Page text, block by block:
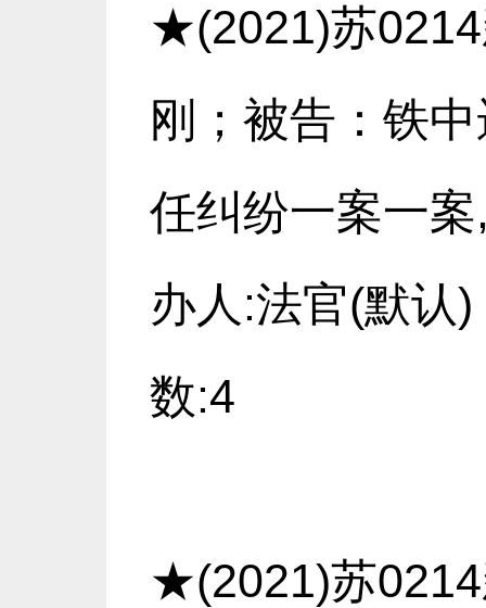
★(2021)苏
刚；被告：铁
任纠纷一案一
办人:法官(默认
数:4
★(2021)苏